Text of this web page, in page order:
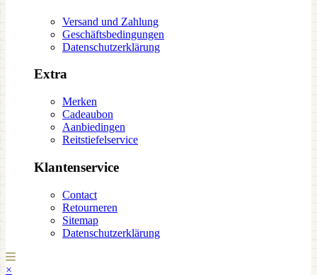
Versand und Zahlung
Geschäftsbedingungen
Datenschutzerklärung
Extra
Merken
Cadeaubon
Aanbiedingen
Reitstiefelservice
Klantenservice
Contact
Retourneren
Sitemap
Datenschutzerklärung
×